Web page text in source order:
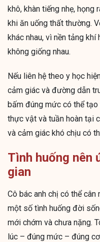
khô, khàn tiếng nhẹ, họng
khi ăn uống thất thường.
khác nhau, vì nền tảng
không giống nhau.
Nếu liên hệ theo y học
cảm giác và đường dẫn
bấm đúng mức có thể tạo
thực vật và tuần hoàn tại
và cảm giác khó chịu có
Tình huống nên
gian
Cô bác anh chị có thể
một số tình huống đời
mới chớm và chưa nặng.
lúc – đúng mức – đúng